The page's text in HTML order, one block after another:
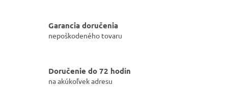
Garancia doručenia
nepoškodeného tovaru
Doručenie do 72 hodín
na akúkoľvek adresu